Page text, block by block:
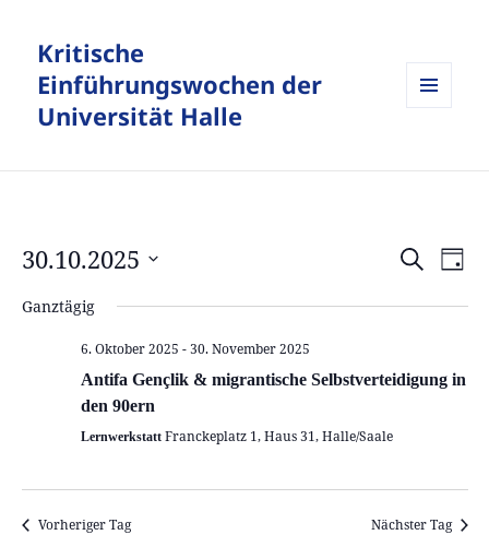
Kritische
Einführungswochen der
Universität Halle
und
SUCHE
TAG
30.10.2025
wählen.
Ganztägig
6. Oktober 2025 -30. November 2025
Antifa Gençlik & migrantische Selbstverteidigung in
den 90ern
Lernwerkstatt Franckeplatz 1, Haus 31, Halle/Saale
Vorheriger Tag Nächster Tag